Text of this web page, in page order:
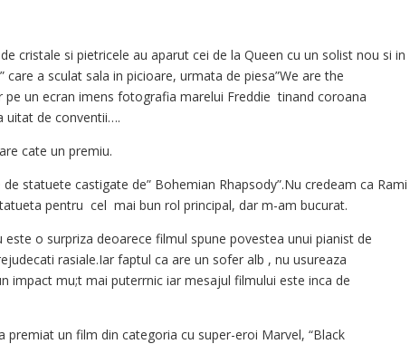
cristale si pietricele au aparut cei de la Queen cu un solist nou si in
a sculat sala in picioare, urmata de piesa”We are the
pe un ecran imens fotografia marelui Freddie tinand coroana
uitat de conventii….
cate un premiu.
statuete castigate de” Bohemian Rhapsody”.Nu credeam ca Rami
pentru cel mai bun rol principal, dar m-am bucurat.
o surpriza deoarece filmul spune povestea unui pianist de
rasiale.Iar faptul ca are un sofer alb , nu usureaza
impact mu;t mai puterrnic iar mesajul filmului este inca de
un film din categoria cu super-eroi Marvel, “Black